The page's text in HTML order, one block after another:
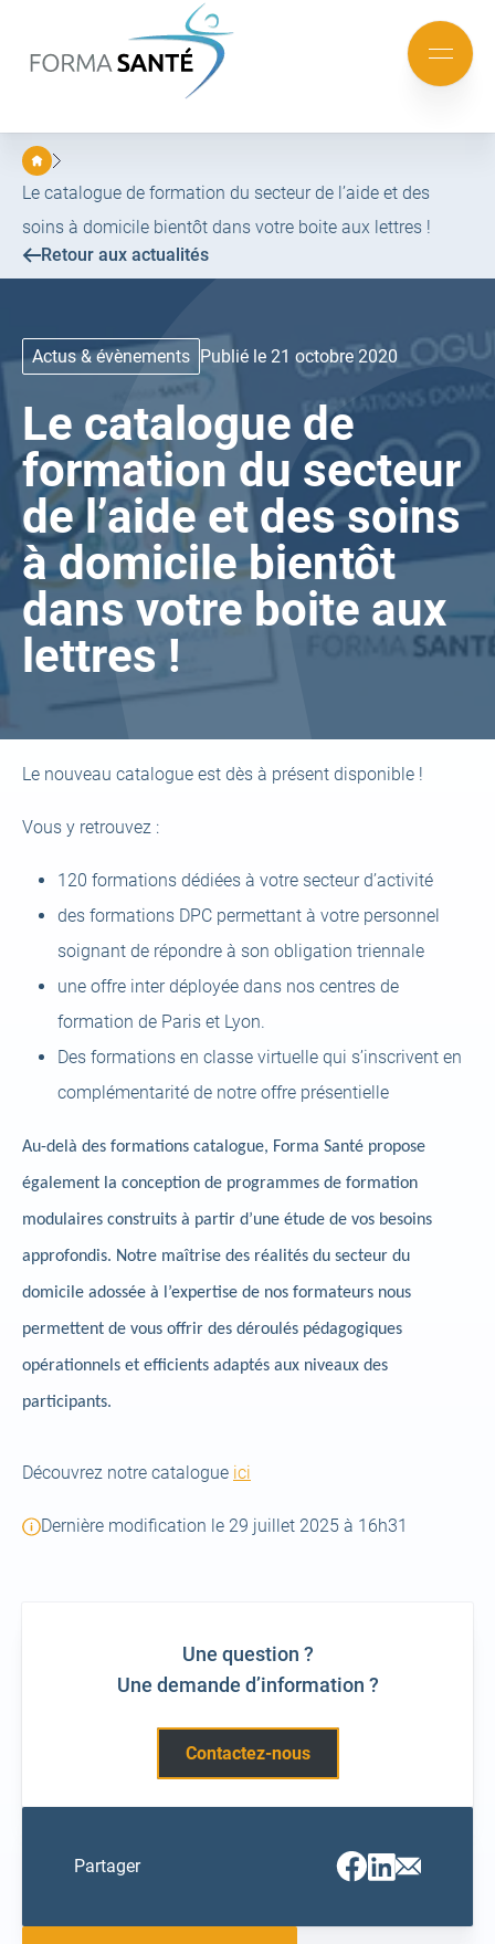
au
menu
au
contenu
Mobile
menu
Le catalogue de formation du secteur de l’aide et des
soins à domicile bientôt dans votre boite aux lettres !
Retour aux actualités
Actus & évènements Publié le 21 octobre 2020
Le catalogue de
formation du secteur
de l’aide et des soins
à domicile bientôt
dans votre boite aux
lettres !
Le nouveau catalogue est dès à présent disponible !
Vous y retrouvez :
120 formations dédiées à votre secteur d’activité
des formations DPC permettant à votre personnel
soignant de répondre à son obligation triennale
une offre inter déployée dans nos centres de
formation de Paris et Lyon.
Des formations en classe virtuelle qui s’inscrivent en
complémentarité de notre offre présentielle
Au-delà des formations catalogue, Forma Santé propose
également la conception de programmes de formation
modulaires construits à partir d’une étude de vos besoins
approfondis. Notre maîtrise des réalités du secteur du
domicile adossée à l’expertise de nos formateurs nous
permettent de vous offrir des déroulés pédagogiques
opérationnels et efficients adaptés aux niveaux des
participants.
Découvrez notre catalogue ici
new
Dernière modification le 29 juillet 2025 à 16h31
Une question ?
Une demande d’information ?
Contactez-nous
Partager
Facebook
(ouvrir
nouvel
Linkedin
(ouvrir
nouvel
Email
(ouvrir
nouvel